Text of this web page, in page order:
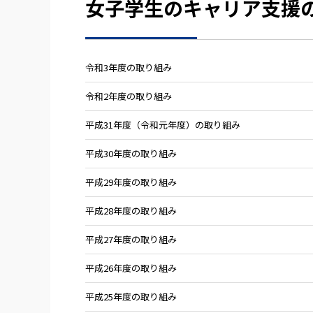
女子学生のキャリア支援
令和3年度の取り組み
令和2年度の取り組み
平成31年度（令和元年度）の取り組み
平成30年度の取り組み
平成29年度の取り組み
平成28年度の取り組み
平成27年度の取り組み
平成26年度の取り組み
平成25年度の取り組み